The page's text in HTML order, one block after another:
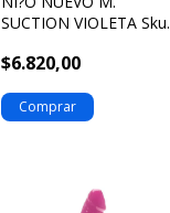
SUCTION VIOLETA Sku:
$6.820,00